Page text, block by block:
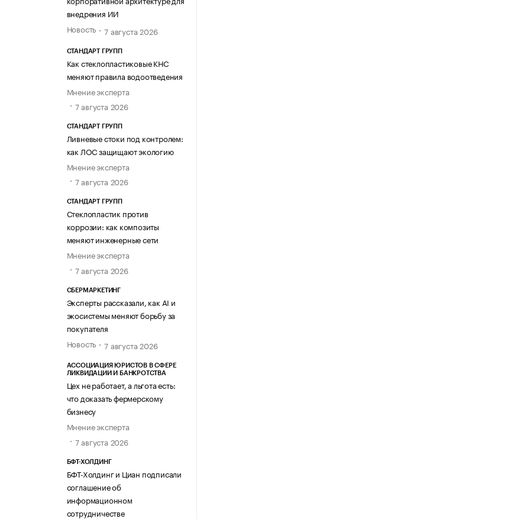
внедрения ИИ
Новость
7 августа 2026
СТАНДАРТ ГРУПП
Как стеклопластиковые КНС
меняют правила водоотведения
Мнение эксперта
7 августа 2026
СТАНДАРТ ГРУПП
Ливневые стоки под контролем:
как ЛОС защищают экологию
Мнение эксперта
7 августа 2026
СТАНДАРТ ГРУПП
Стеклопластик против
коррозии: как композиты
меняют инженерные сети
Мнение эксперта
7 августа 2026
СБЕРМАРКЕТИНГ
Эксперты рассказали, как AI и
экосистемы меняют борьбу за
покупателя
Новость
7 августа 2026
АССОЦИАЦИЯ ЮРИСТОВ В СФЕРЕ
ЛИКВИДАЦИИ И БАНКРОТСТВА
Цех не работает, а льгота есть:
что доказать фермерскому
бизнесу
Мнение эксперта
7 августа 2026
БФТ-ХОЛДИНГ
БФТ-Холдинг и Циан подписали
соглашение об
информационном
сотрудничестве